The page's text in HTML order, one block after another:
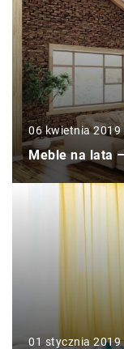
06 kwietnia 2019
Meble na lata
01 stycznia 2019